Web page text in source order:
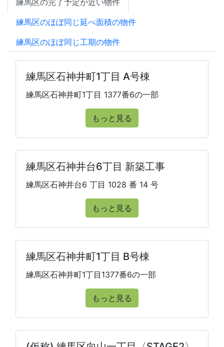
練馬区の完了予定が近い物件
練馬区のほぼ同じ延べ面積の物件
練馬区のほぼ同じ工期の物件
練馬区石神井町1丁目 A号棟
練馬区石神井町1丁目 1377番6の一部
もっと見る
練馬区石神井台6丁目 新築工事
練馬区石神井台6 丁目 1028 番 14 号
もっと見る
練馬区石神井町1丁目 B号棟
練馬区石神井町1丁目1377番6の一部
もっと見る